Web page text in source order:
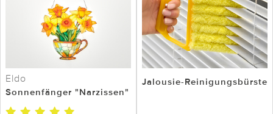
Eldo
Sonnenfänger "Narzissen"
Jalousie-Reinigungsbürste